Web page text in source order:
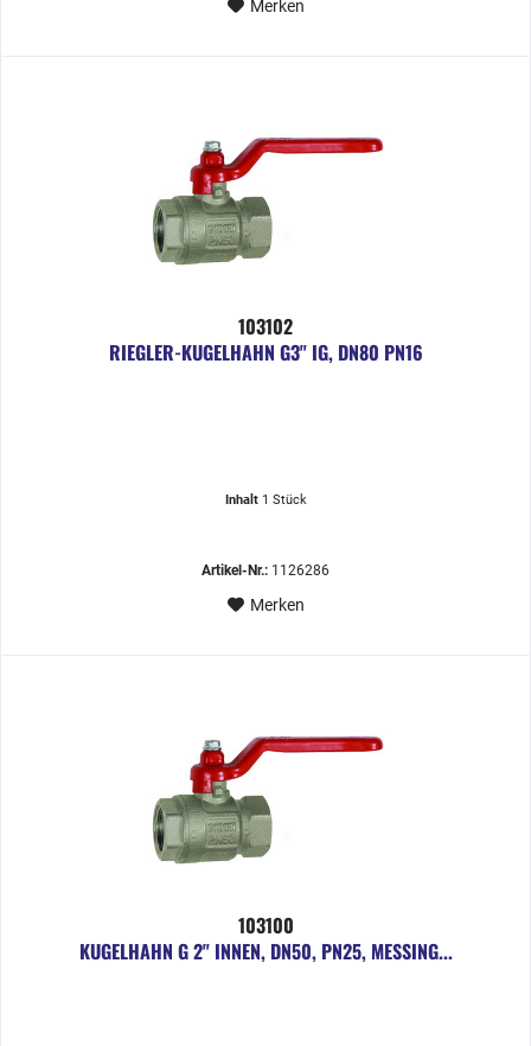
Merken
103102
RIEGLER-KUGELHAHN G3" IG, DN80 PN16
Inhalt 1 Stück
Artikel-Nr.: 1126286
Merken
103100
KUGELHAHN G 2" INNEN, DN50, PN25, MESSING...